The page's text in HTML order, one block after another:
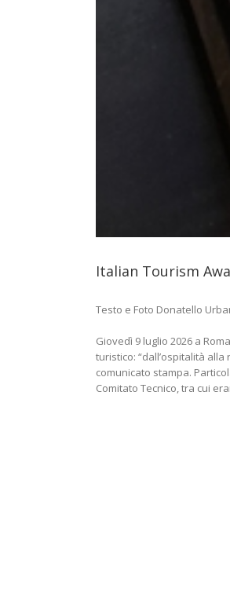
Italian Tourism
Testo e Foto Donatello
Giovedì 9 luglio 2026 a
turistico: “dall’ospitalità
comunicato stampa.
Comitato Tecnico, tra cui